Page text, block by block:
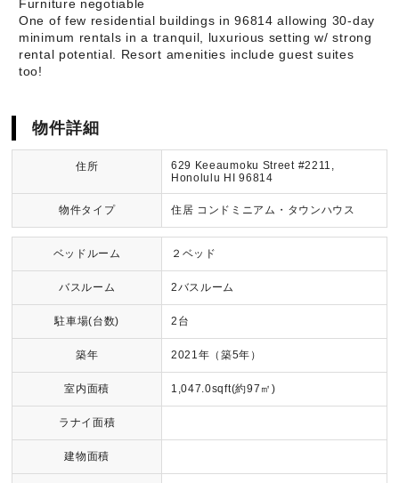
Furniture negotiable
One of few residential buildings in 96814 allowing 30-day
minimum rentals in a tranquil, luxurious setting w/ strong
rental potential. Resort amenities include guest suites
too!
物件詳細
住所
629 Keeaumoku Street #2211,
Honolulu HI 96814
物件タイプ 住居 コンドミニアム・タウンハウス
ベッドルーム ２ベッド
バスルーム 2バスルーム
駐車場(台数) 2台
築年 2021年（築5年）
室内面積 1,047.0sqft(約97㎡)
ラナイ面積
建物面積